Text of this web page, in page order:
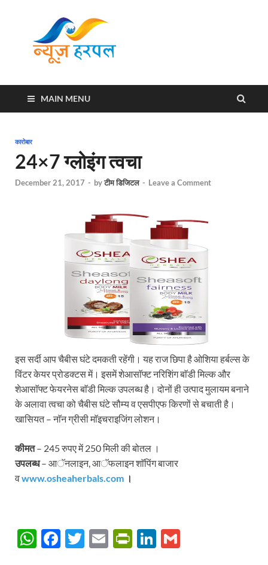
MAIN MENU
कारोबार
24×7 ग्लोइंग त्वचा
December 21, 2017 - byटीम डिजिटल - Leave a Comment
इस सर्दी आप चैबीस घंटे दमकती रहेंगी। यह राज छिपा है ओशिया हर्बल्स के
विंटर केयर प्रोडक्टस में। इसमें शेआसाॅफ्ट नरिशिंग बाॅडी मिल्क और
शेआसाॅफ्ट फेयरनेस बाॅडी मिल्क उपलब्ध है। दोनों ही उत्पाद मुलायम बनाने
के अलावा त्वचा को चैबीस घंटे सौम्य व एसपीएफ किरणों से बचाती है।
खासियत – नाॅन ग्रीसी माॅइचराइजिंग लोशन।
कीमत– 245 रुपए में 250 मिली की बोतल ।
उपलब्ध– आॅनलाइन, आॅफलाइन शाॅपिंग बाजार
वwww.osheaherbals.com ।
W F
T
E
P
Li